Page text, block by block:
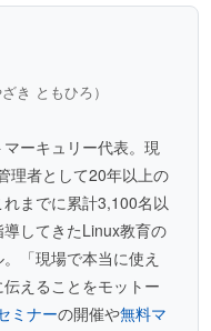
ざき ともひろ）
ーキュリー代表。現
理者として20年以上の
までに累計3,100名以
してきたLinux教育の
「現場で本当に使え
えることをモットー
ミナーの開催や無料マ